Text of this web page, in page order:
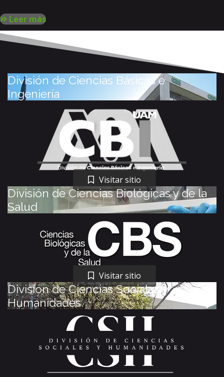
Leer más
División de Ciencias Básicas e
Ingeniería
Visitar sitio
División de Ciencias Biológicas y de la
Salud
Visitar sitio
División de Ciencias Sociales y
Humanidades